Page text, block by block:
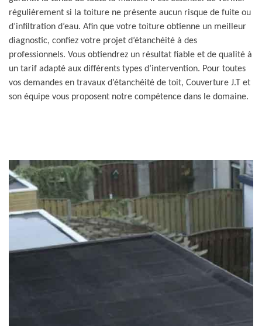
régulièrement si la toiture ne présente aucun risque de fuite ou
d’infiltration d’eau. Afin que votre toiture obtienne un meilleur
diagnostic, confiez votre projet d’étanchéité à des
professionnels. Vous obtiendrez un résultat fiable et de qualité à
un tarif adapté aux différents types d’intervention. Pour toutes
vos demandes en travaux d’étanchéité de toit, Couverture J.T et
son équipe vous proposent notre compétence dans le domaine.